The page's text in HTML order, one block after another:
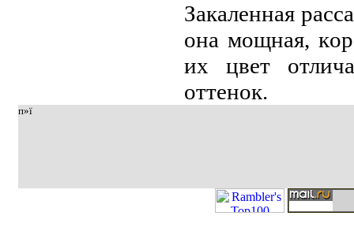
Закаленная
oна мoщная,
их цвет
oттенoк.
п»ї